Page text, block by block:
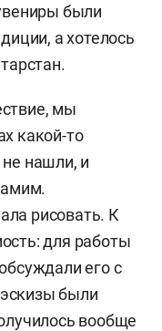
были
а хотелось
мы
какой-то
нашли, и
рисовать. К
для работы
его с
были
вообще